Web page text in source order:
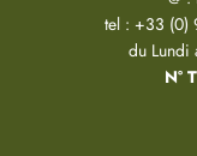
tel : +33 (0)
du Lundi
N°